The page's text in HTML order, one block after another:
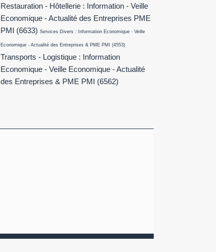
Restauration - Hôtellerie : Information - Veille
Economique - Actualité des Entreprises PME
PMI
(6633) Services Divers : Information Economique - Veille
Economique - Actualité des Entreprises & PME PMI (4553)
Transports - Logistique : Information
Economique - Veille Economique - Actualité
des Entreprises & PME PMI
(6562)